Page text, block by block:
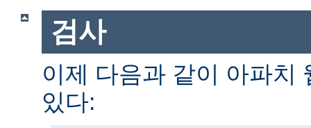
검사
이제 다음과 같이 아파치
있다: